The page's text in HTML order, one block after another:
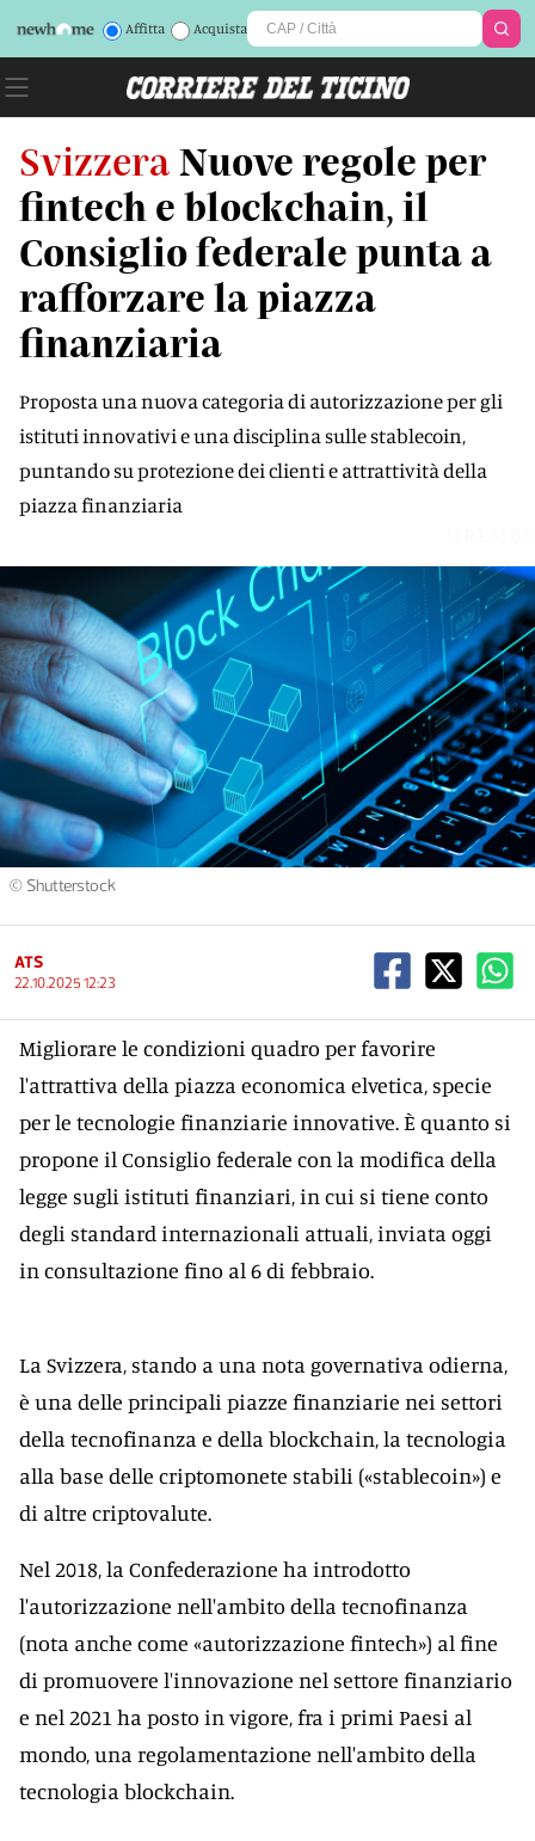
Affitta Acquista
Svizzera Nuove regole per
fintech e blockchain, il
Consiglio federale punta a
rafforzare la piazza
finanziaria
Proposta una nuova categoria di autorizzazione per gli
istituti innovativi e una disciplina sulle stablecoin,
puntando su protezione dei clienti e attrattività della
piazza finanziaria
© Shutterstock
ATS
22.10.2025 12:23
Migliorare le condizioni quadro per favorire
l'attrattiva della piazza economica elvetica, specie
per le tecnologie finanziarie innovative. È quanto si
propone il Consiglio federale con la modifica della
legge sugli istituti finanziari, in cui si tiene conto
degli standard internazionali attuali, inviata oggi
in consultazione fino al 6 di febbraio.
La Svizzera, stando a una nota governativa odierna,
è una delle principali piazze finanziarie nei settori
della tecnofinanza e della blockchain, la tecnologia
alla base delle criptomonete stabili («stablecoin») e
di altre criptovalute.
Nel 2018, la Confederazione ha introdotto
l'autorizzazione nell'ambito della tecnofinanza
(nota anche come «autorizzazione fintech») al fine
di promuovere l'innovazione nel settore finanziario
e nel 2021 ha posto in vigore, fra i primi Paesi al
mondo, una regolamentazione nell'ambito della
tecnologia blockchain.